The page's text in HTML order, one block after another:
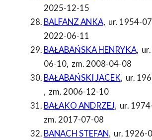
2025-12-15
BALFANZ ANKA, ur. 1954-
2022-06-11
BAŁABAŃSKA HENRYKA,
06-10, zm. 2008-04-08
BAŁABAŃSKI JACEK, ur.
, zm. 2006-12-10
BAŁAKO ANDRZEJ, ur.
zm. 2017-07-08
BANACH STEFAN, ur. 1926-